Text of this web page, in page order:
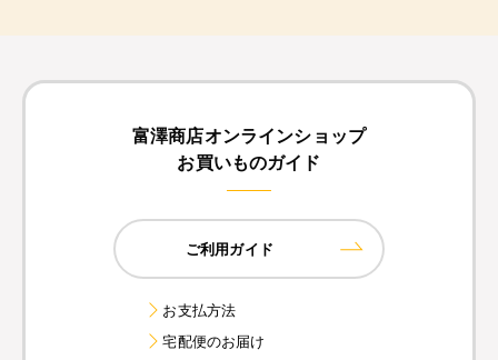
富澤商店オンラインショップ
お買いものガイド
ご利用ガイド
お支払方法
宅配便のお届け